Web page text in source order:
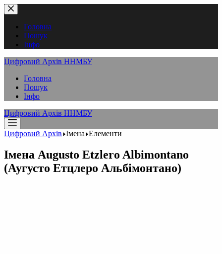
Перейти
до
вмістуГоловна
Пошук
Інфо
Цифровий Архів ННМБУ
Головна
Пошук
Інфо
Цифровий Архів ННМБУ
Цифровий Архів Імена Елементи
Імена Augusto Etzlero Albimontano
(Аугусто Етцлеро Альбімонтано)